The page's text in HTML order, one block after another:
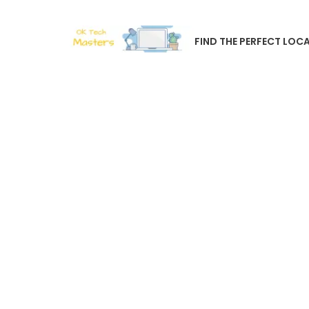
FIND THE PERFECT